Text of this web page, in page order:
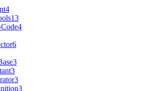
4
13
4
6
3
3
3
3